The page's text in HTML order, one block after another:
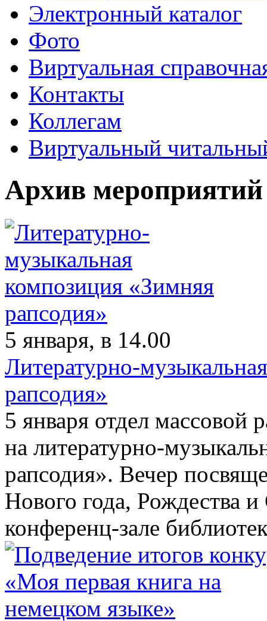
Электронный каталог
Фото
Виртуальная
Контакты
Коллегам
Виртуальный
Архив мероприятий
5 января, в 14.00
Литературно-
рапсодия»
5 января отдел массовой
на литературно-
рапсодия». Вечер
Нового года, Рождества
конференц-зале